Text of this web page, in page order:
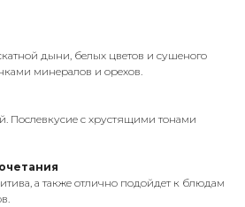
дыни, белых цветов и сушеного
минералов и орехов.
Послевкусие с хрустящими тонами
а также отлично подойдет к блюдам